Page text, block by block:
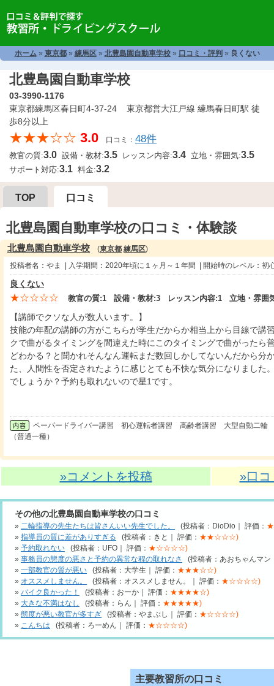
ホーム» 東京都» 練馬区» 北豊島園自動車学校» 口コミ・評判 » 良くない
北豊島園自動車学校
03-3990-1176
東京都練馬区春日町4-37-24 東京都営大江戸線 練馬春日町駅 徒
歩8分以上
★★★☆☆ 3.0 口コミ： 48件
教官の質:3.0 設備・教材:3.5 レッスン内容:3.4 立地・雰囲気:3.5
サポート対応:3.1 料金:3.2
TOP 口コミ
北豊島園自動車学校の口コミ・体験談
北豊島園自動車学校 (東京都 練馬区)
投稿者名：やま | 入学期間：2020年頃に１ヶ月～１年間 | 開始時のレベル：初
良くない
★☆☆☆☆ 教官の質:1 設備・教材:3 レッスン内容:1 立地・雰囲
【講師でクソな人が数人います。】
技能の年配の講師の方がこちらが学生だからか相当上から目線で講
クで曲がるタイミングを間違えた時にこのタイミングで曲がったら
どわかる？と聞かれそんなん運転まだ数回しかしてないんだから分
た、人間性を否定されたように感じとても不快な気分になりました
でしょうか？予約も取れないので星1です。
ペーパードライバー講習 初心運転者講習 高齢者講習 大型自動二
（普通一種）
»コメントを投稿 »口
その他の北豊島園自動車学校の口コミ
» 二輪指導の先生たちは皆さんいい先生でした。 (投稿者：DioDio｜ 評価：
» 指導員の質に差がありすぎる (投稿者：きと｜ 評価： ★★☆☆☆)
» 予約取れない (投稿者：UFO｜ 評価： ★☆☆☆☆)
» 事務員の態度の悪さと予約の異常な程の取れなさ
(投稿者：あおちゃんマン
» 一部教官の質が悪い (投稿者：大学生｜ 評価： ★★★☆☆)
» オススメしません。 (投稿者：オススメしません。｜ 評価： ★☆☆☆☆)
» バイク良かった！ (投稿者：おーか｜ 評価： ★★★★☆)
» 大きな不満はなし (投稿者：らん｜ 評価： ★★★★★)
» 態度が悪い教官が多すぎ (投稿者：やまぶし｜ 評価： ★☆☆☆☆)
» こんちは (投稿者：ろーめん｜ 評価： ★☆☆☆☆)
主要教習所の口コミ